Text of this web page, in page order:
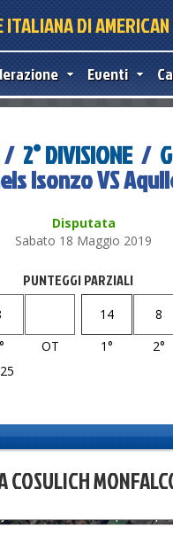
ITALIANA DI
Eventi
/ 2° DIVISIONE/
Isonzo VS
Disputata
Sabato 18 Maggio 2019
PUNTEGGI PARZIALI
OT
14
8
1°
2°
COSULICH